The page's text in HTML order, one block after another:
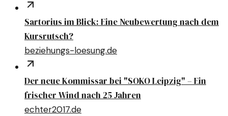
Sartorius im Blick: Eine Neubewertung nach dem
Kursrutsch?
beziehungs-loesung.de
Der neue Kommissar bei "SOKO Leipzig" – Ein
frischer Wind nach 25 Jahren
echter2017.de